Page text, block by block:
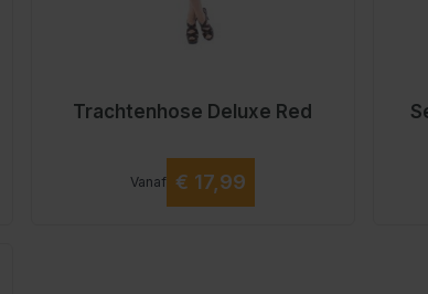
Trachtenhose Deluxe Red
Vanaf Vanaf
€ 17,99